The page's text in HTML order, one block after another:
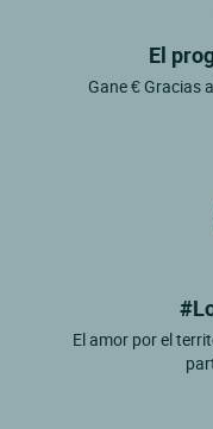
El
Gane € Gracias
El amor por el